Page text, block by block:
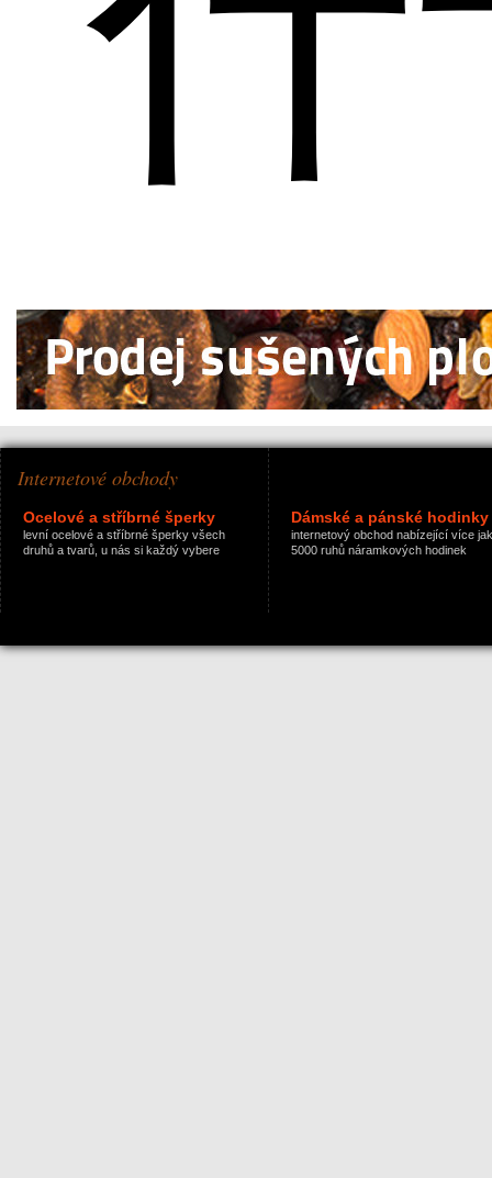
Internetové obchody
Ocelové a stříbrné šperky
levní ocelové a stříbrné šperky všech
druhů a tvarů, u nás si každý vybere
Dámské a pánské hodinky
internetový obchod nabízející více jak
5000 ruhů náramkových hodinek